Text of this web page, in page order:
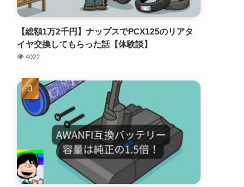
【総額1万2千円】ナップスでPCX125のリアタ
イヤ交換してもらった話【体験談】
4022